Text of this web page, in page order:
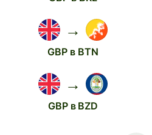
→
GBP в BTN
→
GBP в BZD